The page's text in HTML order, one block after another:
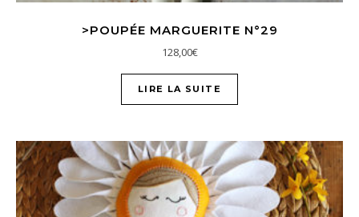
>POUPÉE MARGUERITE N°29
128,00€
LIRE LA SUITE